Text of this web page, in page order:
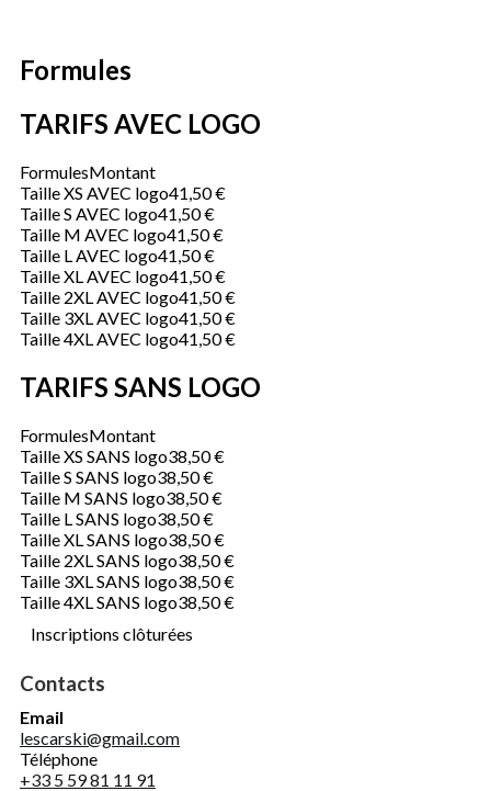
Formules
TARIFS AVEC LOGO
FormulesMontant
Taille XS AVEC logo41,50 €
Taille S AVEC logo41,50 €
Taille M AVEC logo41,50 €
Taille L AVEC logo41,50 €
Taille XL AVEC logo41,50 €
Taille 2XL AVEC logo41,50 €
Taille 3XL AVEC logo41,50 €
Taille 4XL AVEC logo41,50 €
TARIFS SANS LOGO
FormulesMontant
Taille XS SANS logo38,50 €
Taille S SANS logo38,50 €
Taille M SANS logo38,50 €
Taille L SANS logo38,50 €
Taille XL SANS logo38,50 €
Taille 2XL SANS logo38,50 €
Taille 3XL SANS logo38,50 €
Taille 4XL SANS logo38,50 €
Inscriptions clôturées
Contacts
Email
lescarski@gmail.com
Téléphone
+33 5 59 81 11 91